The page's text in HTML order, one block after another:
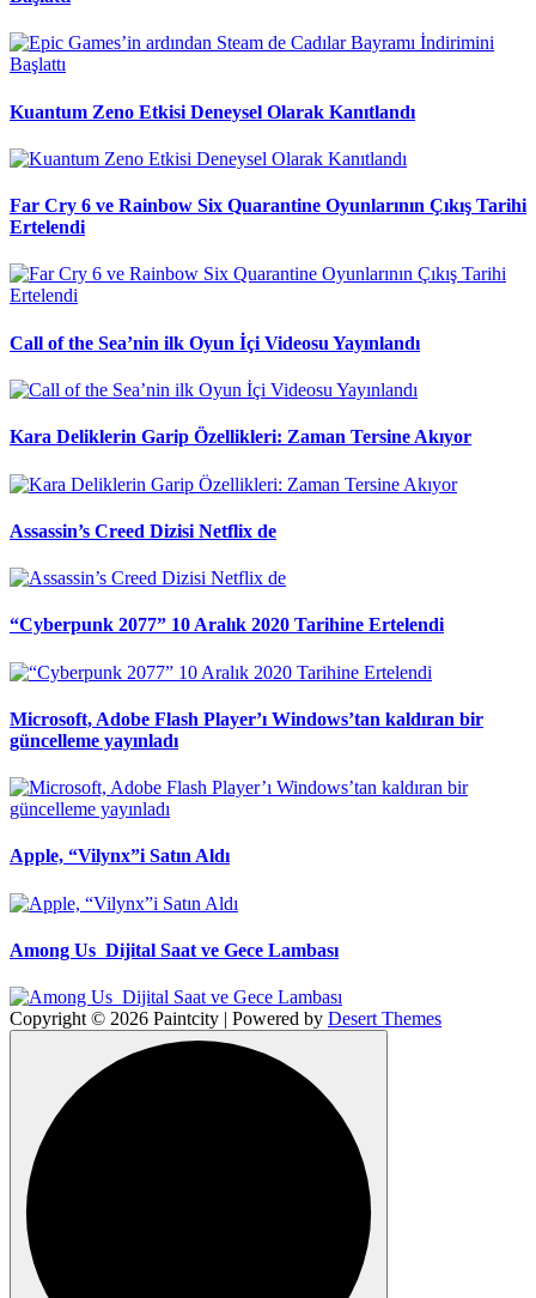
Kuantum Zeno Etkisi Deneysel Olarak Kanıtlandı
Far Cry 6 ve Rainbow Six Quarantine Oyunlarının Çıkış Tarihi
Ertelendi
Call of the Sea’nin ilk Oyun İçi Videosu Yayınlandı
Kara Deliklerin Garip Özellikleri: Zaman Tersine Akıyor
Assassin’s Creed Dizisi Netflix de
“Cyberpunk 2077” 10 Aralık 2020 Tarihine Ertelendi
Microsoft, Adobe Flash Player’ı Windows’tan kaldıran bir
güncelleme yayınladı
Apple, “Vilynx”i Satın Aldı
Among Us Dijital Saat ve Gece Lambası
Copyright © 2026 Paintcity | Powered by Desert Themes